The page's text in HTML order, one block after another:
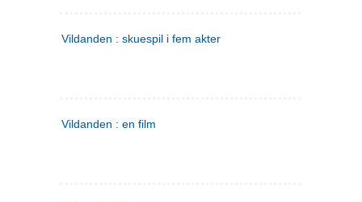
Vildanden : skuespil i fem akter
Vildanden : en film